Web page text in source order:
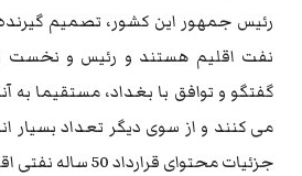
رئیس جمهور این کشور، تصمیم
نفت اقلیم هستند و رئیس و نخست
گفتگو و توافق با بغداد، مستقیما به
می کنند و از سوی دیگر تعداد بسیار
جزئیات محتوای قرارداد 50 ساله نفتی اقلیم با ترکیه اطلاع دارند.